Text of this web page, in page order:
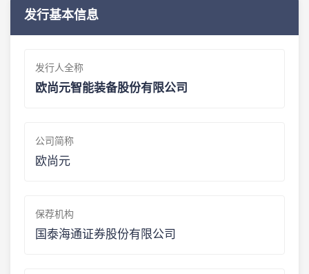
发行基本信息
发行人全称
欧尚元智能装备股份有限公司
公司简称
欧尚元
保荐机构
国泰海通证券股份有限公司